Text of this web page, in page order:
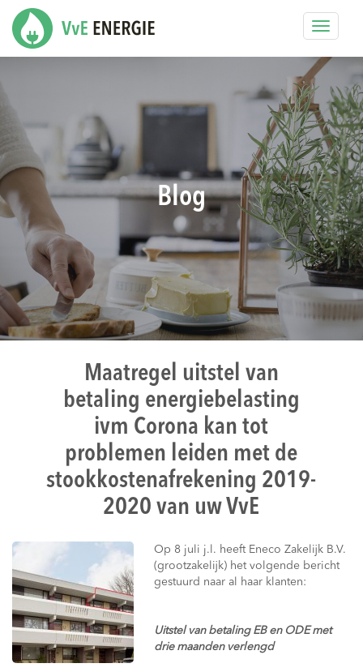
Toggle
Blog
Maatregel uitstel van
betaling energiebelasting
ivm Corona kan tot
problemen leiden met de
stookkostenafrekening 2019-
2020 van uw VvE
Op 8 juli j.l. heeft Eneco Zakelijk B.V.
(grootzakelijk) het volgende bericht
gestuurd naar al haar klanten:
Uitstel van betaling EB en ODE met
drie maanden verlengd